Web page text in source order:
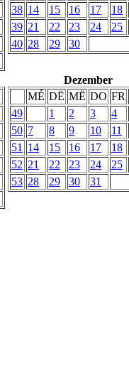
38 14 15 16 17 18
39 21 22 23 24 25
40 28 29 30
Dezember
MÉ DË MË DO FR
49
1 2 3 4
50 7 8 9 10 11
51
14 15 16 17 18
52 21 22 23 24 25
53 28 29 30 31